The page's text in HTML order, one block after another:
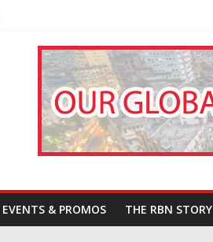
Our Understanding of Justice
EVENTS & PROMOS THE RBN STORY